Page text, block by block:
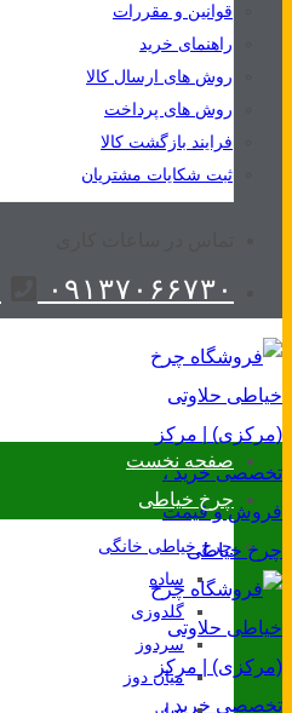
قوانین و مقررات
راهنمای خرید
روش های ارسال کالا
روش های پرداخت
فرایند بازگشت کالا
ثبت شکایات مشتریان
۰۹۱۳۷۰۶۶۷۳۰
صفحه نخست
چرخ خیاطی
چرخ خیاطی خانگی
ساده
گلدوزی
سردوز
میان دوز